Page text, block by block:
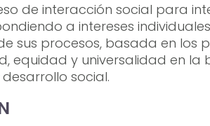
de interacción social para
a intereses
sus procesos, basada en los
equidad y universalidad en la
social.